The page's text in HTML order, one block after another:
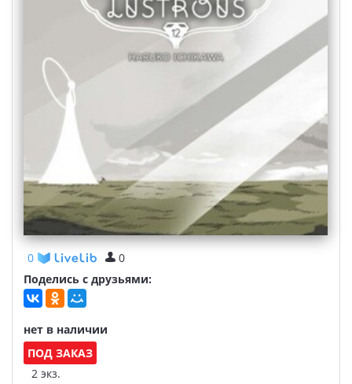
0
0
Поделись с друзьями:
нет в наличии
ПОД ЗАКАЗ
2 экз.